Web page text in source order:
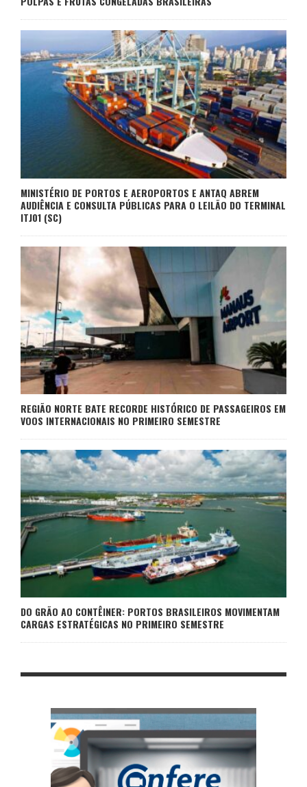
MINISTÉRIO DE PORTOS E AEROPORTOS E ANTAQ ABREM
AUDIÊNCIA E CONSULTA PÚBLICAS PARA O LEILÃO DO TERMINAL
ITJ01 (SC)
REGIÃO NORTE BATE RECORDE HISTÓRICO DE PASSAGEIROS EM
VOOS INTERNACIONAIS NO PRIMEIRO SEMESTRE
DO GRÃO AO CONTÊINER: PORTOS BRASILEIROS MOVIMENTAM
CARGAS ESTRATÉGICAS NO PRIMEIRO SEMESTRE